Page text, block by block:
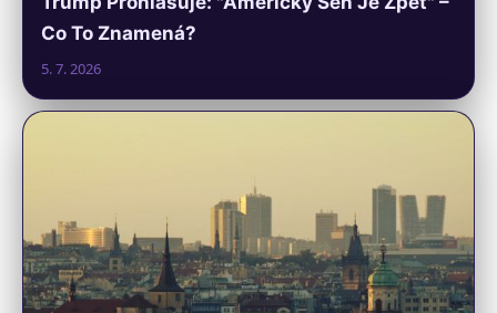
Co To Znamená?
5. 7. 2026